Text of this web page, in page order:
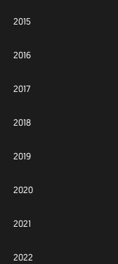
2015
2016
2017
2018
2019
2020
2021
2022